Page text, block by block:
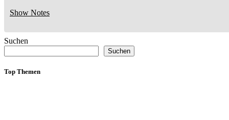
Show Notes
Suchen
Suchen
Top Themen